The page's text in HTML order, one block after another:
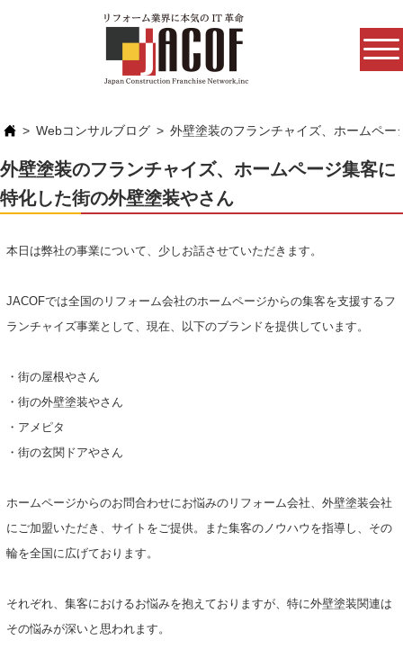
Webコンサルブログ 外壁塗装のフランチャイズ、ホームペ
外壁塗装のフランチャイズ、ホームページ集客に
特化した街の外壁塗装やさん
本日は弊社の事業について、少しお話させていただきます。
JACOFでは全国のリフォーム会社のホームページからの集客を支援するフ
ランチャイズ事業として、現在、以下のブランドを提供しています。
・街の屋根やさん
・街の外壁塗装やさん
・アメピタ
・街の玄関ドアやさん
ホームページからのお問合わせにお悩みのリフォーム会社、外壁塗装会社
にご加盟いただき、サイトをご提供。また集客のノウハウを指導し、その
輪を全国に広げております。
それぞれ、集客におけるお悩みを抱えておりますが、特に外壁塗装関連は
その悩みが深いと思われます。